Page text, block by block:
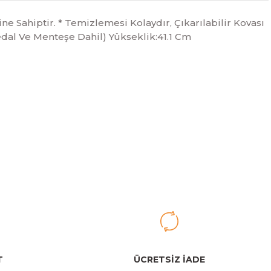
Sahiptir. * Temizlemesi Kolaydır, Çıkarılabilir Kovası
Ve Menteşe Dahil) Yükseklik:41.1 Cm
ÜCRETSİZ İADE